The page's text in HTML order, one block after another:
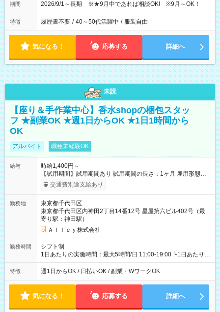
期間 2026/9/1～長期 ※★9月中であれば相談OK! ※9月～OK！
特徴 履歴書不要 / 40～50代活躍中 / 服装自由
気になる！ 応募する 詳細へ
未読
【座り＆手作業中心】香水shopの梱包スタッ
フ ★副業OK ★週1日からOK ★1日1時間から
OK
アルバイト 職種未経験OK
給与
時給1,400円～
【試用期間】試用期間あり 試用期間の長さ：1ヶ月 雇用形態、
給与は本採用時と同じです。
交通費別途支給あり
勤務地
東京都千代田区
東京都千代田区内神田2丁目14番12号 星屋第六ビル402号（最
寄り駅：神田駅）
Ａｌｌｅｙ株式会社
勤務時間
シフト制
1日あたりの実働時間：最大5時間/日 11:00-19:00 └1日あたりの
実働時間：1-5時間 └上記の時間帯内であれば、いつでも勤務可
能！ └平日・土曜日の中で、お好きな曜日でご勤務いただけま
18:00 などのように、自由な働き方が可能なお仕事です！
特徴 週1日からOK / 日払いOK / 副業・WワークOK
気になる！ 応募する 詳細へ